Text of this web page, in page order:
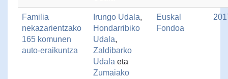
Familia
nekazarientzako
165 komunen
auto-eraikuntza
Irungo Udala,
Hondarribiko
Udala,
Zaldibarko
Udala eta
Zumaiako
Euskal
Fondoa